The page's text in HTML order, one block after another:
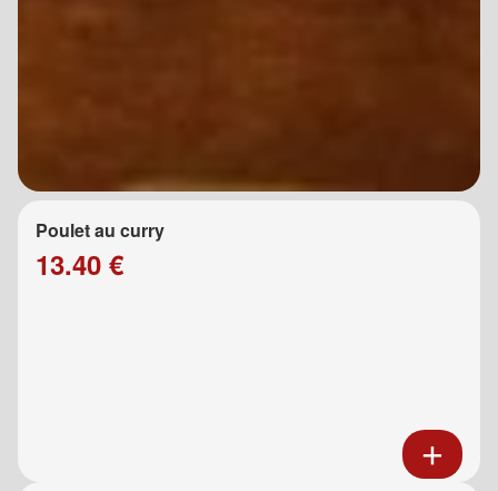
Poulet au curry
13.40 €